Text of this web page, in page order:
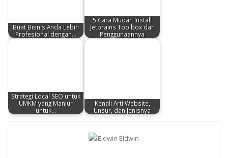
Buat Bisnis Anda Lebih
Profesional dengan…
5 Cara Mudah Install
Jetbrains Toolbox dan
Penggunaannya
Strategi Local SEO untuk
UMKM yang Manjur
untuk…
Kenali Arti Website,
Unsur, dan Jenisnya